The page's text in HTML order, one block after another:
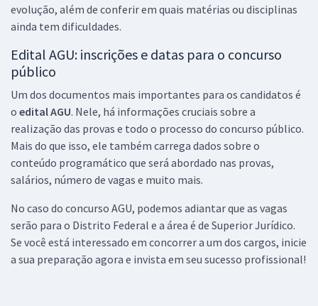
(T3) - com Gustavo Scatolino
12x deR$124,75
ou R$ 1.497,00 à vista
Comprar
evolução, além de conferir em quais matérias ou disciplinas
ainda tem dificuldades.
Edital AGU: inscrições e datas para o concurso
público
Um dos documentos mais importantes para os candidatos é
o edital AGU. Nele, há informações cruciais sobre a
realização das provas e todo o processo do concurso público.
Mais do que isso, ele também carrega dados sobre o
conteúdo programático que será abordado nas provas,
salários, número de vagas e muito mais.
No caso do concurso AGU, podemos adiantar que as vagas
serão para o Distrito Federal e a área é de Superior Jurídico.
Se você está interessado em concorrer a um dos cargos, inicie
a sua preparação agora e invista em seu sucesso profissional!